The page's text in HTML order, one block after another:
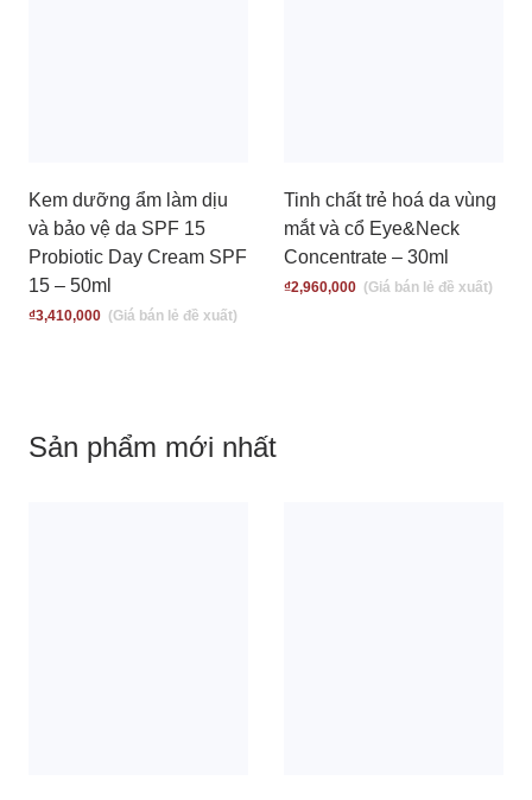
Kem dưỡng ẩm làm dịu
và bảo vệ da SPF 15
Probiotic Day Cream SPF
15 – 50ml
₫3,410,000
Tinh chất trẻ hoá da vùng
mắt và cổ Eye&Neck
Concentrate – 30ml
₫2,960,000
Sản phẩm mới nhất